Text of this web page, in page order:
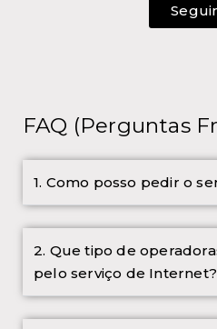
FAQ (Perguntas
1. Como posso pedir o
2. Que tipo de
pelo serviço de Internet?